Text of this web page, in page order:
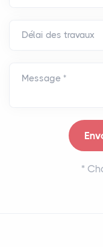
Message *
*